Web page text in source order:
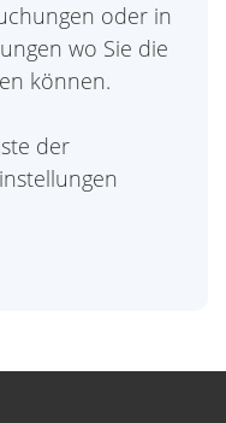
oder in
wo Sie die
können.
der